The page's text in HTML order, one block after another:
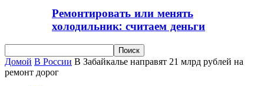
Ремонтировать или менять
холодильник: считаем деньги
Домой В России В Забайкалье направят 21 млрд рублей на
ремонт дорог